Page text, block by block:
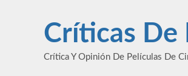
contenidoCríticas De
Crítica Y Opinión De Películas De